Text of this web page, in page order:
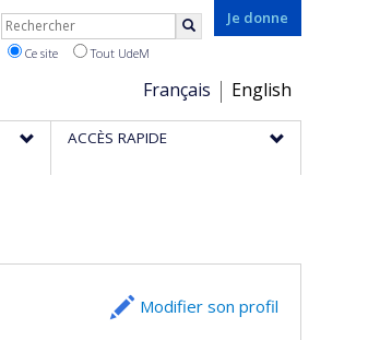
Je donne
Choix
de
la
Français English
Rechercher
Ce site Tout UdeM
ACCÈS RAPIDE
Modifier son profil